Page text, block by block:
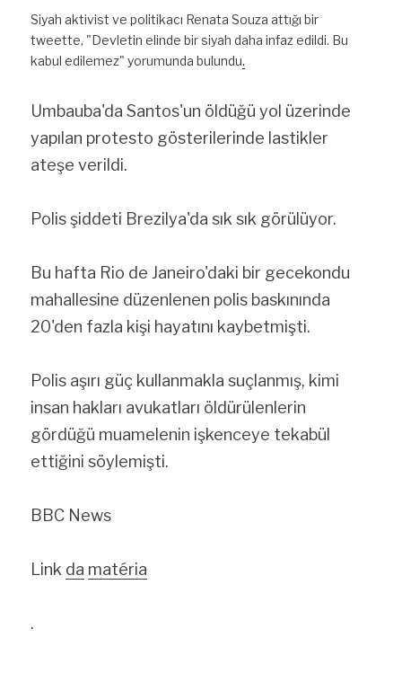
Siyah aktivist ve politikacı Renata Souza attığı bir
tweette, "Devletin elinde bir siyah daha infaz edildi. Bu
kabul edilemez" yorumunda bulundu.
Umbauba'da Santos'un öldüğü yol üzerinde
yapılan protesto gösterilerinde lastikler
ateşe verildi.
Polis şiddeti Brezilya'da sık sık görülüyor.
Bu hafta Rio de Janeiro'daki bir gecekondu
mahallesine düzenlenen polis baskınında
20'den fazla kişi hayatını kaybetmişti.
Polis aşırı güç kullanmakla suçlanmış, kimi
insan hakları avukatları öldürülenlerin
gördüğü muamelenin işkenceye tekabül
ettiğini söylemişti.
BBC News
Link da matéria
.